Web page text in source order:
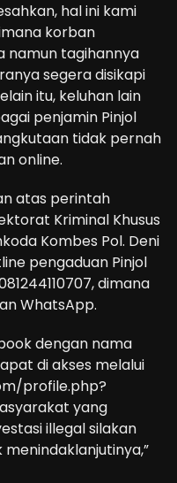
hal ini kami
korban
namun tagihannya
segera disikapi
itu, keluhan lain
penjamin Pinjol
tidak pernah
online.
atas perintah
Kriminal Khusus
Kombes Pol. Deni
pengaduan Pinjol
dimana
WhatsApp.
dengan nama
di akses melalui
profile.php?
yang
illegal silakan